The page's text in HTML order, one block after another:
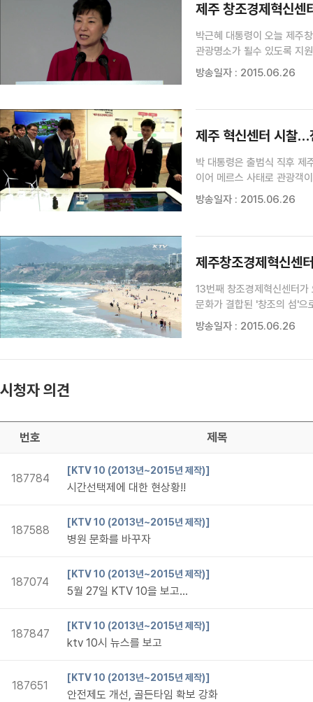
제주 창조경제혁신센
박근혜 대통령이 오늘 제주
관광명소가 될수 있도록 지
StartFragment-->제주는
방송일자 : 2015.06.26
제주 혁신센터 시찰…
박 대통령은 출범식 직후 제
이어 메르스 사태로 관광객
기자가 전해드립니다. 제주
방송일자 : 2015.06.26
제주창조경제혁신센
13번째 창조경제혁신센터
문화가 결합된 '창조의 섬'으
첨단 ICT와 친환경기술을
방송일자 : 2015.06.26
시청자 의견
번호 제목
187784
[KTV 10 (2013년~2015년 제작)]
시간선택제에 대한 현상황!!
187588
[KTV 10 (2013년~2015년 제작)]
병원 문화를 바꾸자
187074
[KTV 10 (2013년~2015년 제작)]
5월 27일 KTV 10을 보고...
187847
[KTV 10 (2013년~2015년 제작)]
ktv 10시 뉴스를 보고
187651
[KTV 10 (2013년~2015년 제작)]
안전제도 개선, 골든타임 확보 강화